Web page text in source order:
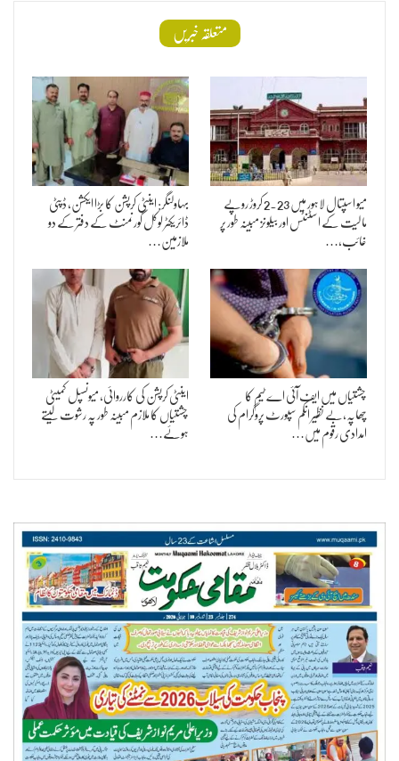
متعلقہ خبریں
میو اسپتال لاہور میں 2.23 کروڑ روپے
مالیت کے اسٹنٹس اور بیلونز مبینہ طور پر
غائب،…
بہاولنگر: اینٹی کرپشن کا بڑا ایکشن، ڈپٹی
ڈائریکٹر لوکل گورنمنٹ کے دفتر کے دو
ملازمین…
چشتیاں میں ایف آئی اے ٹیم کا
چھاپہ،بے نظیر انکم سپورٹ پروگرام کی
امدادی رقوم میں…
اینٹی کرپشن کی کارروائی، میونسپل کمیٹی
چشتیاں کا ملازم مبینہ طور پہ رشوت لیتے
ہوئے…